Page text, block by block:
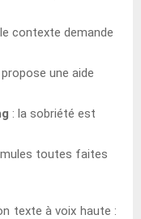
contexte demande
propose une aide
: la sobriété est
toutes faites
texte à voix haute :